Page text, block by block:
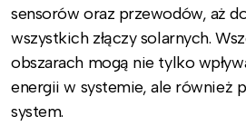
sensorów oraz przewodów, aż
wszystkich złączy solarnych.
obszarach mogą nie tylko
energii w systemie, ale również
system.